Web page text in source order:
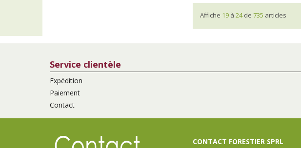
Affiche 19 à 24de 735 articles
Service clientèle
Expédition
Paiement
Contact
CONTACT FORESTIER SPRL